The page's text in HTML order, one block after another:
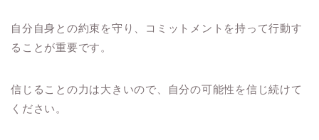
自分自身との約束を守り、コミットメントを持って行動す
ることが重要です。
信じることの力は大きいので、自分の可能性を信じ続けて
ください。